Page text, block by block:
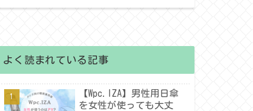
よく読まれている記事
【Wpc.IZA】男性用日傘
を女性が使っても大丈